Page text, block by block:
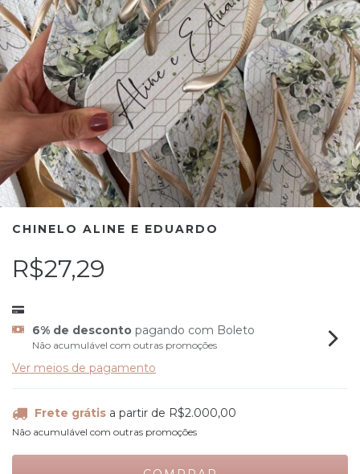
CHINELO ALINE E EDUARDO
R$27,29
6% de desconto pagando com Boleto
Não acumulável com outras promoções
Ver meios de pagamento
Frete grátis a partir de R$2.000,00
Não acumulável com outras promoções